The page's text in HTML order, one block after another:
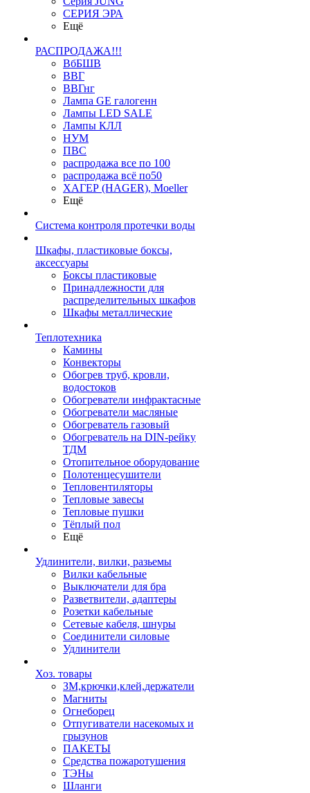
СЕРИЯ ЭРА
Ещё
РАСПРОДАЖА!!!
ВбБШВ
ВВГ
ВВГнг
Лампа GE галогенн
Лампы LED SALE
Лампы КЛЛ
НУМ
ПВС
распродажа все по 100
распродажа всё по50
ХАГЕР (HAGER), Moeller
Ещё
Система контроля протечки воды
Шкафы, пластиковые боксы,
аксессуары
Боксы пластиковые
Принадлежности для
распределительных шкафов
Шкафы металлические
Теплотехника
Камины
Конвекторы
Обогрев труб, кровли,
водостоков
Обогреватели инфрактасные
Обогреватели масляные
Обогреватель газовый
Обогреватель на DIN-рейку
ТДМ
Отопительное оборудование
Полотенцесушители
Тепловентиляторы
Тепловые завесы
Тепловые пушки
Тёплый пол
Ещё
Удлинители, вилки, разьемы
Вилки кабельные
Выключатели для бра
Разветвители, адаптеры
Розетки кабельные
Сетевые кабеля, шнуры
Соединители силовые
Удлинители
Хоз. товары
ЗМ,крючки,клей,держатели
Магниты
Огнеборец
Отпугиватели насекомых и
грызунов
ПАКЕТЫ
Средства пожаротушения
ТЭНы
Шланги